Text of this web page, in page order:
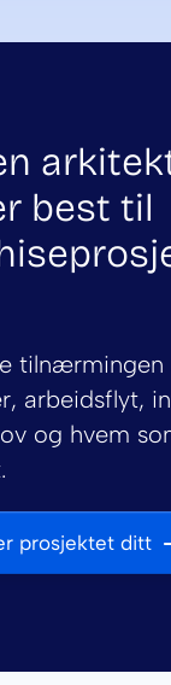
best til
tilnærmingen
arbeidsflyt,
og hvem
prosjektet ditt